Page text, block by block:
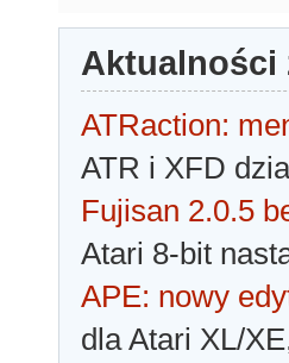
Aktualności
ATRaction:
ATR i XFD
Fujisan 2.0.5
Atari 8-bit
APE: nowy
dla Atari XL/